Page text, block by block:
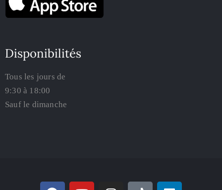
Disponibilités
Tous les jours de
9:30 à 18:00
Sauf le dimanche